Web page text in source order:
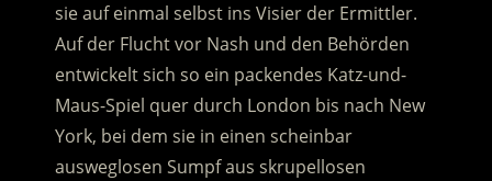
sie auf einmal selbst ins Visier der Ermittler.
Auf der Flucht vor Nash und den Behörden
entwickelt sich so ein packendes Katz-und-
Maus-Spiel quer durch London bis nach New
York, bei dem sie in einen scheinbar
ausweglosen Sumpf aus skrupellosen